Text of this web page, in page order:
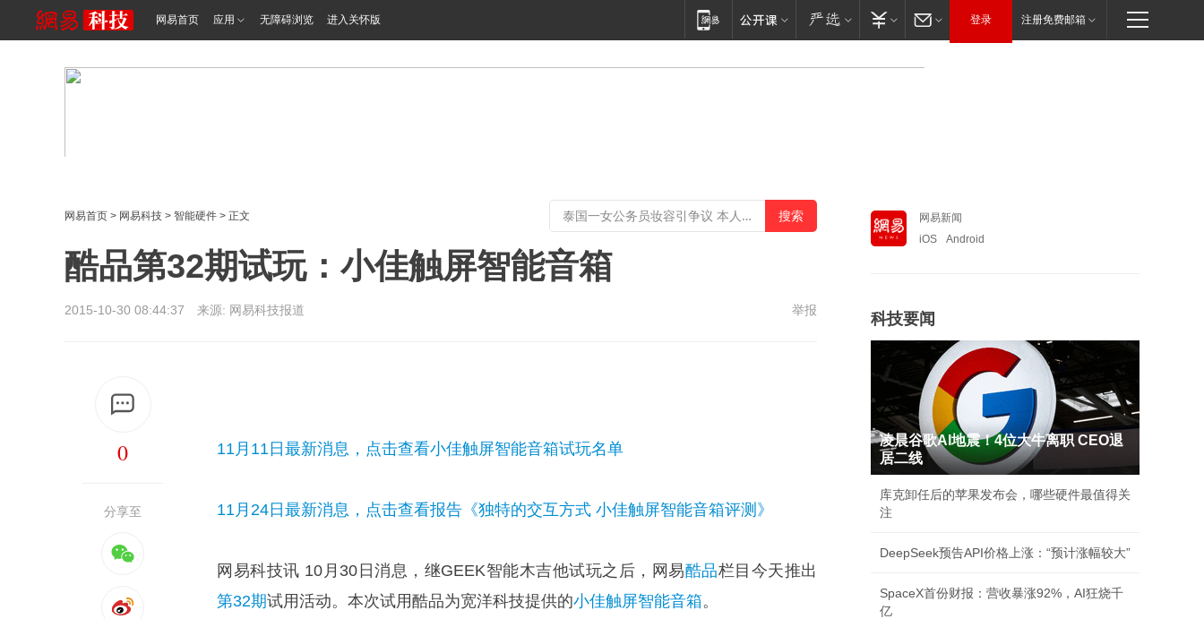
网易首页 应用 无障碍浏览 进入关怀版 登录 注册免费邮箱
网易首页 > 网易科技 > 智能硬件 > 正文
酷品第32期试玩：小佳触屏智能音箱
2015-10-30 08:44:37 来源: 网易科技报道 举报
0
分享至
11月11日最新消息，点击查看小佳触屏智能音箱试玩名单
11月24日最新消息，点击查看报告《独特的交互方式 小佳触屏智能音箱评测 》
网易科技讯 10月30日消息，继GEEK智能木吉他试玩之后，网易酷品栏目今天推出
第32期试用活动。本次试用酷品为宽洋科技提供的小佳触屏智能音箱。
网易新闻
iOS
Android
科技要闻
凌晨谷歌AI地震！4位大牛离职 CEO退
居二线
库克卸任后的苹果发布会，哪些硬件最值得关
注
DeepSeek预告API价格上涨：“预计涨幅较大”
SpaceX首份财报：营收暴涨92%，AI狂烧千
亿